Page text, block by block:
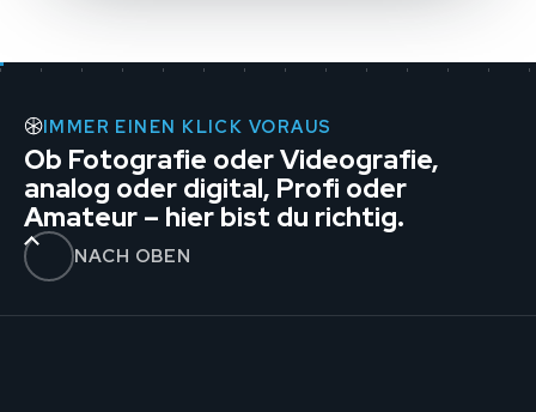
IMMER EINEN KLICK VORAUS
Ob Fotografie oder Videografie,
analog oder digital, Profi oder
Amateur – hier bist du richtig.
NACH OBEN